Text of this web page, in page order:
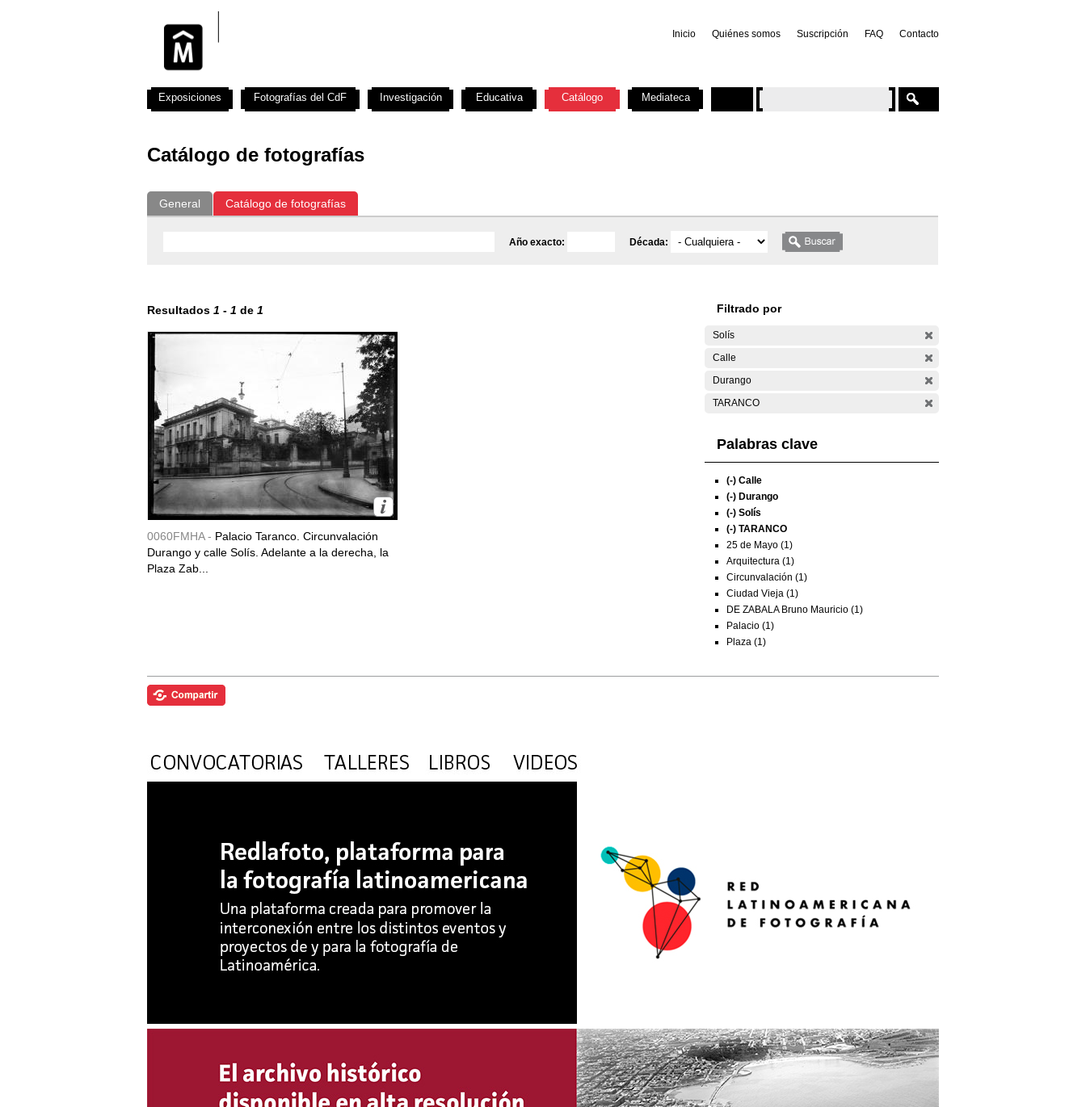
Inicio Quiénes somos Suscripción FAQ Contacto
Catálogo de fotografías
General Catálogo de fotografías
Año exacto: Década:
Resultados 1 - 1 de 1
0060FMHA - Palacio Taranco. Circunvalación
Durango y calle Solís. Adelante a la derecha, la
Plaza Zab...
Filtrado por
Solís
Calle
Durango
TARANCO
Palabras clave
(-) Calle
(-) Durango
(-) Solís
(-) TARANCO
25 de Mayo (1)
Arquitectura (1)
Circunvalación (1)
Ciudad Vieja (1)
DE ZABALA Bruno Mauricio (1)
Palacio (1)
Plaza (1)
Exposiciones Fotografías del CdF Investigación Educativa Catálogo Mediateca